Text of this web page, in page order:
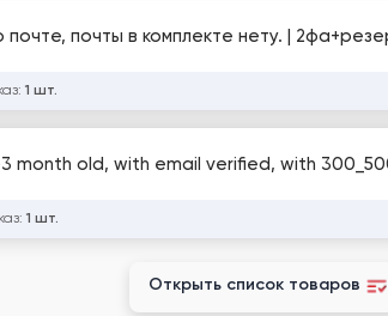
почты в комплекте нету. |
1 шт.
month old, with email verified, with
1 шт.
Открыть список товаров